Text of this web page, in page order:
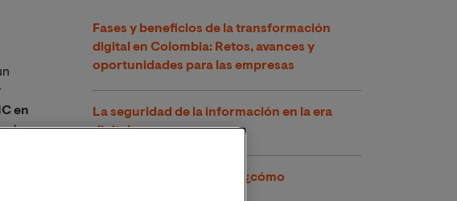
en
una
Fases y beneficios de la transformación
digital en Colombia: Retos, avances y
oportunidades para las empresas
La seguridad de la información en la era
digital
Incidentes de seguridad: ¿cómo